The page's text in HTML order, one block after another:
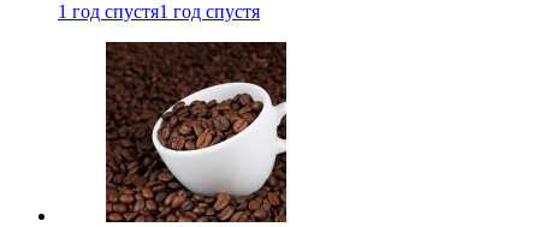
1 год спустя1 год спустя